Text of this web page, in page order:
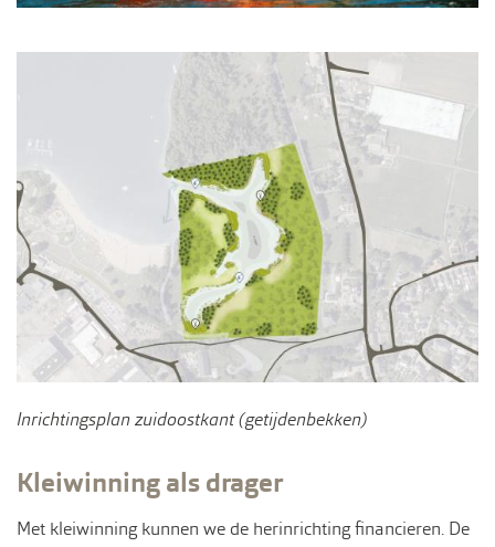
Inrichtingsplan zuidoostkant (getijdenbekken)
Kleiwinning als drager
Met kleiwinning kunnen we de herinrichting financieren. De